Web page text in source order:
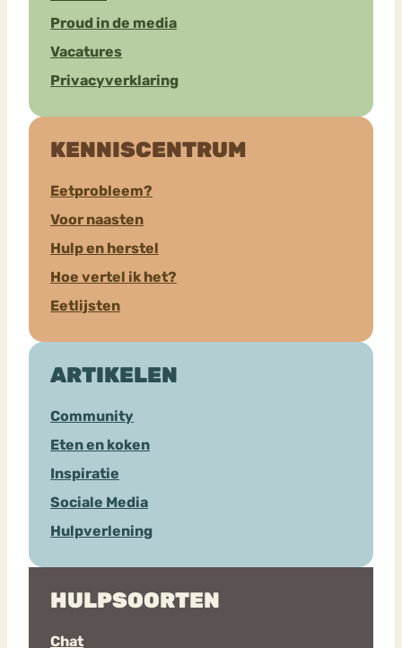
Proud in de media
Vacatures
Privacyverklaring
KENNISCENTRUM
Eetprobleem?
Voor naasten
Hulp en herstel
Hoe vertel ik het?
Eetlijsten
ARTIKELEN
Community
Eten en koken
Inspiratie
Sociale Media
Hulpverlening
HULPSOORTEN
Chat